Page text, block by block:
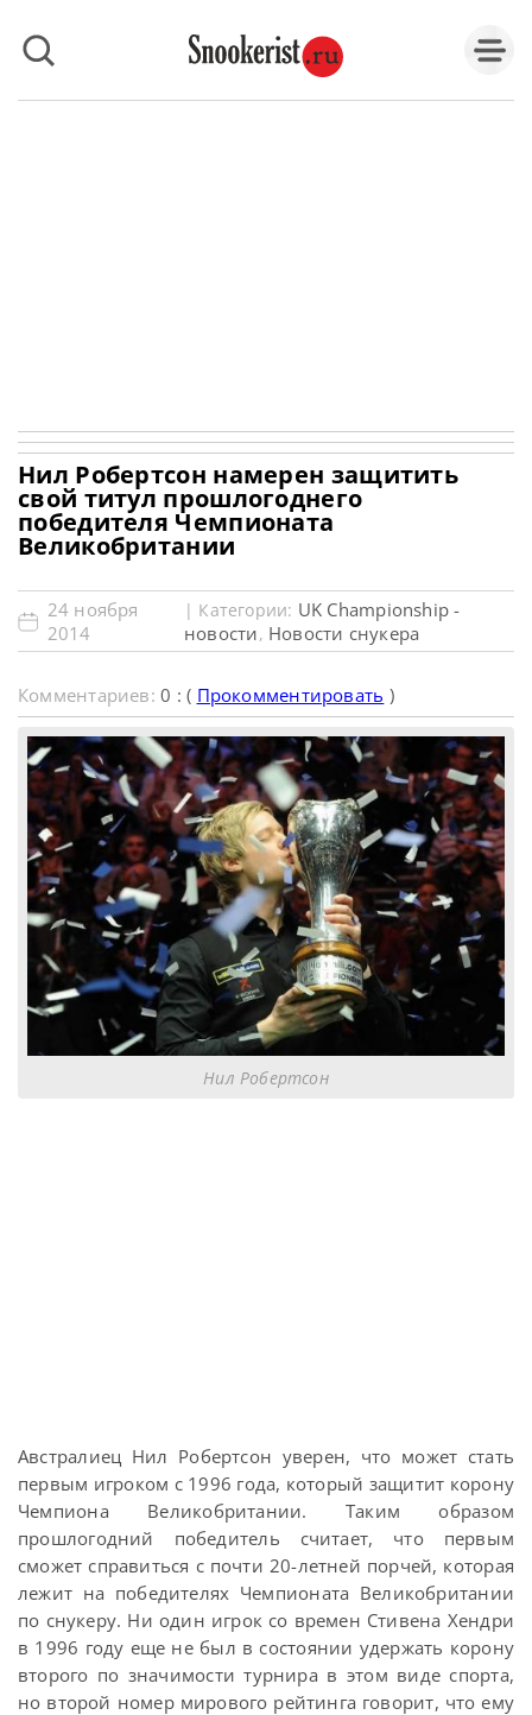
Нил Робертсон намерен защитить
свой титул прошлогоднего
победителя Чемпионата
Великобритании
24 ноября
2014
| Категории: UK Championship -
новости, Новости снукера
Комментариев:0 : ( Прокомментировать )
Нил Робертсон
Австралиец Нил Робертсон уверен, что может стать
первым игроком с 1996 года, который защитит корону
Чемпиона Великобритании. Таким образом
прошлогодний победитель считает, что первым
сможет справиться с почти 20-летней порчей, которая
лежит на победителях Чемпионата Великобритании
по снукеру. Ни один игрок со времен Стивена Хендри
в 1996 году еще не был в состоянии удержать корону
второго по значимости турнира в этом виде спорта,
но второй номер мирового рейтинга говорит, что ему